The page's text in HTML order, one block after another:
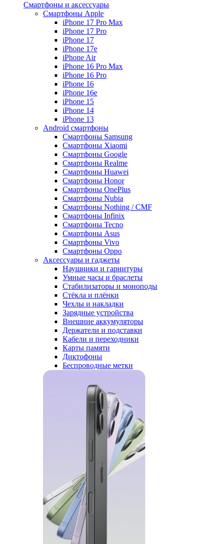
Смартфоны и аксессуары
Смартфоны Apple
iPhone 17 Pro Max
iPhone 17 Pro
iPhone 17
iPhone 17e
iPhone Air
iPhone 16 Pro Max
iPhone 16 Pro
iPhone 16
iPhone 16e
iPhone 15
iPhone 14
iPhone 13
Android cмартфоны
Смартфоны Samsung
Смартфоны Xiaomi
Смартфоны Google
Смартфоны Realme
Смартфоны Huawei
Смартфоны Honor
Смартфоны OnePlus
Смартфоны Nubia
Смартфоны Nothing / CMF
Смартфоны Infinix
Смартфоны Tecno
Смартфоны Asus
Смартфоны Vivo
Смартфоны Oppo
Аксессуары и гаджеты
Наушники и гарнитуры
Умные часы и браслеты
Стабилизаторы и моноподы
Стёкла и плёнки
Чехлы и накладки
Зарядные устройства
Внешние аккумуляторы
Держатели и подставки
Кабели и переходники
Карты памяти
Диктофоны
Беспроводные метки